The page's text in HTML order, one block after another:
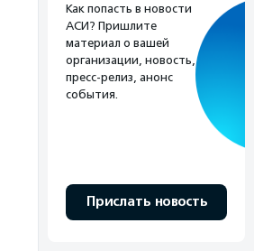
Как попасть в новости
АСИ? Пришлите
материал о вашей
организации, новость,
пресс-релиз, анонс
события.
Прислать новость